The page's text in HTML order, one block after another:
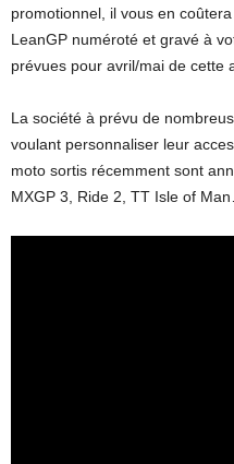
promotionnel, il vous en
LeanGP numéroté et gravé à
prévues pour avril/mai de cette
La société à prévu de
voulant personnaliser leur
moto sortis récemment sont
MXGP 3, Ride 2, TT Isle of